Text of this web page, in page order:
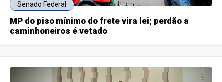
Senado Federal
MP do piso mínimo do frete vira lei; perdão a
caminhoneiros é vetado